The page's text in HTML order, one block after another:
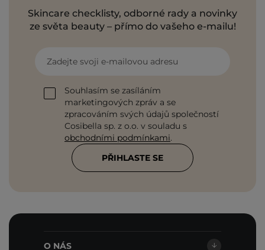
Skincare checklisty, odborné rady a novinky
ze světa beauty – přímo do vašeho e-mailu!
Zadejte svoji e-mailovou adresu
Souhlasím se zasíláním
marketingových zpráv a se
zpracováním svých údajů společností
Cosibella sp. z o.o. v souladu s
obchodními podmínkami.
PŘIHLASTE SE
O NÁS